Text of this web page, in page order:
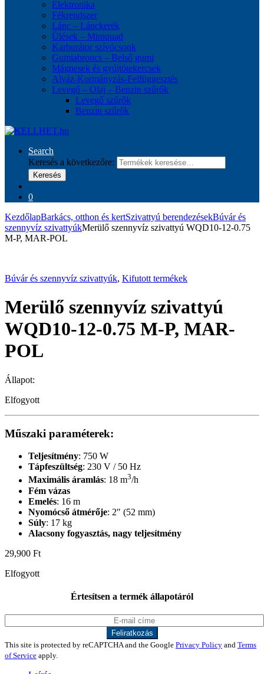
Elektronika
Fékrendszer
Lánc – Lánckerék
Ülések – Miniquad
Karburátor szívócsonk
Gumiabroncs – Belső gumi
Mágnesek és gyújtótekercsek
Alváz-Kormányzás-Felfüggesztés
Levegő – Olaj – Benzin szűrők
Levegő szűrők
Benzin szűrők
Search
Keresés a következőre:
Keresés
0
KezdőlapBarkács, otthon és kertSzivattyú berendezésekBúvár és
szennyvíz szivattyúkMerülő szennyvíz szivattyú WQD10-12-0.75
M-P, MAR-POL
Búvár és szennyvíz szivattyúk, Kifutott termékek
Merülő szennyvíz szivattyú
WQD10-12-0.75 M-P, MAR-
POL
Állapot:
Elfogyott
Műszaki paraméterek:
Teljesítmény: 750 W
Tápfeszültség: 230 V / 50 Hz
Maximális áramlás: 18 m3/h
Fém vázas
Emelés: 16 m
Nyomócső átmérője: 2″ (52 mm)
Súly: 17 kg
Alacsony fogyasztás, nagy teljesítmény
29,900 Ft
Elfogyott
Értesítsen a termék állapotáról
This site is protected by reCAPTCHA and the Google Privacy Policy and Terms
of Service apply.